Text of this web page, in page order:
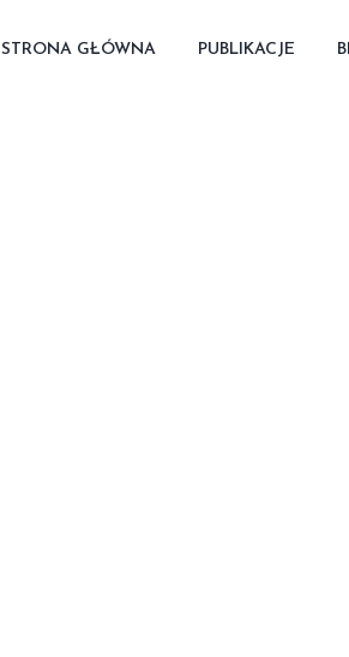
STRONA GŁÓWNA PUBLIKACJE